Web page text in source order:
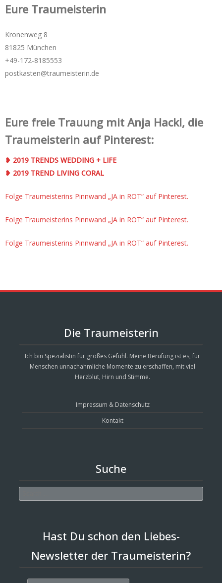
Eure Traumeisterin
Kronenweg 8
81825 München
+49-172-­8185553
postkasten@traumeisterin.de
Eure freie Trauung mit Anja Hackl, die
Traumeisterin auf Pinterest:
❥ 2019 TRENDS WEDDING + LIFE
❥ 2019 TREND LIVING CORAL
Folge Traumeisterins Pinnwand „JA in ROT“ auf Pinterest.
Folge Traumeisterins Pinnwand „JA in ROT“ auf Pinterest.
Folge Traumeisterins Pinnwand „JA in ROT“ auf Pinterest.
Die Traumeisterin
Ich bin Spezialistin für großes Gefühl. Meine Berufung ist es, für
Menschen unnachahmliche Momente zu erschaffen, mit viel
Herzblut, Hirn und Stimme.
Impressum & Datenschutz
Kontakt
Suche
Hast Du schon den Liebes-
Newsletter der Traumeisterin?